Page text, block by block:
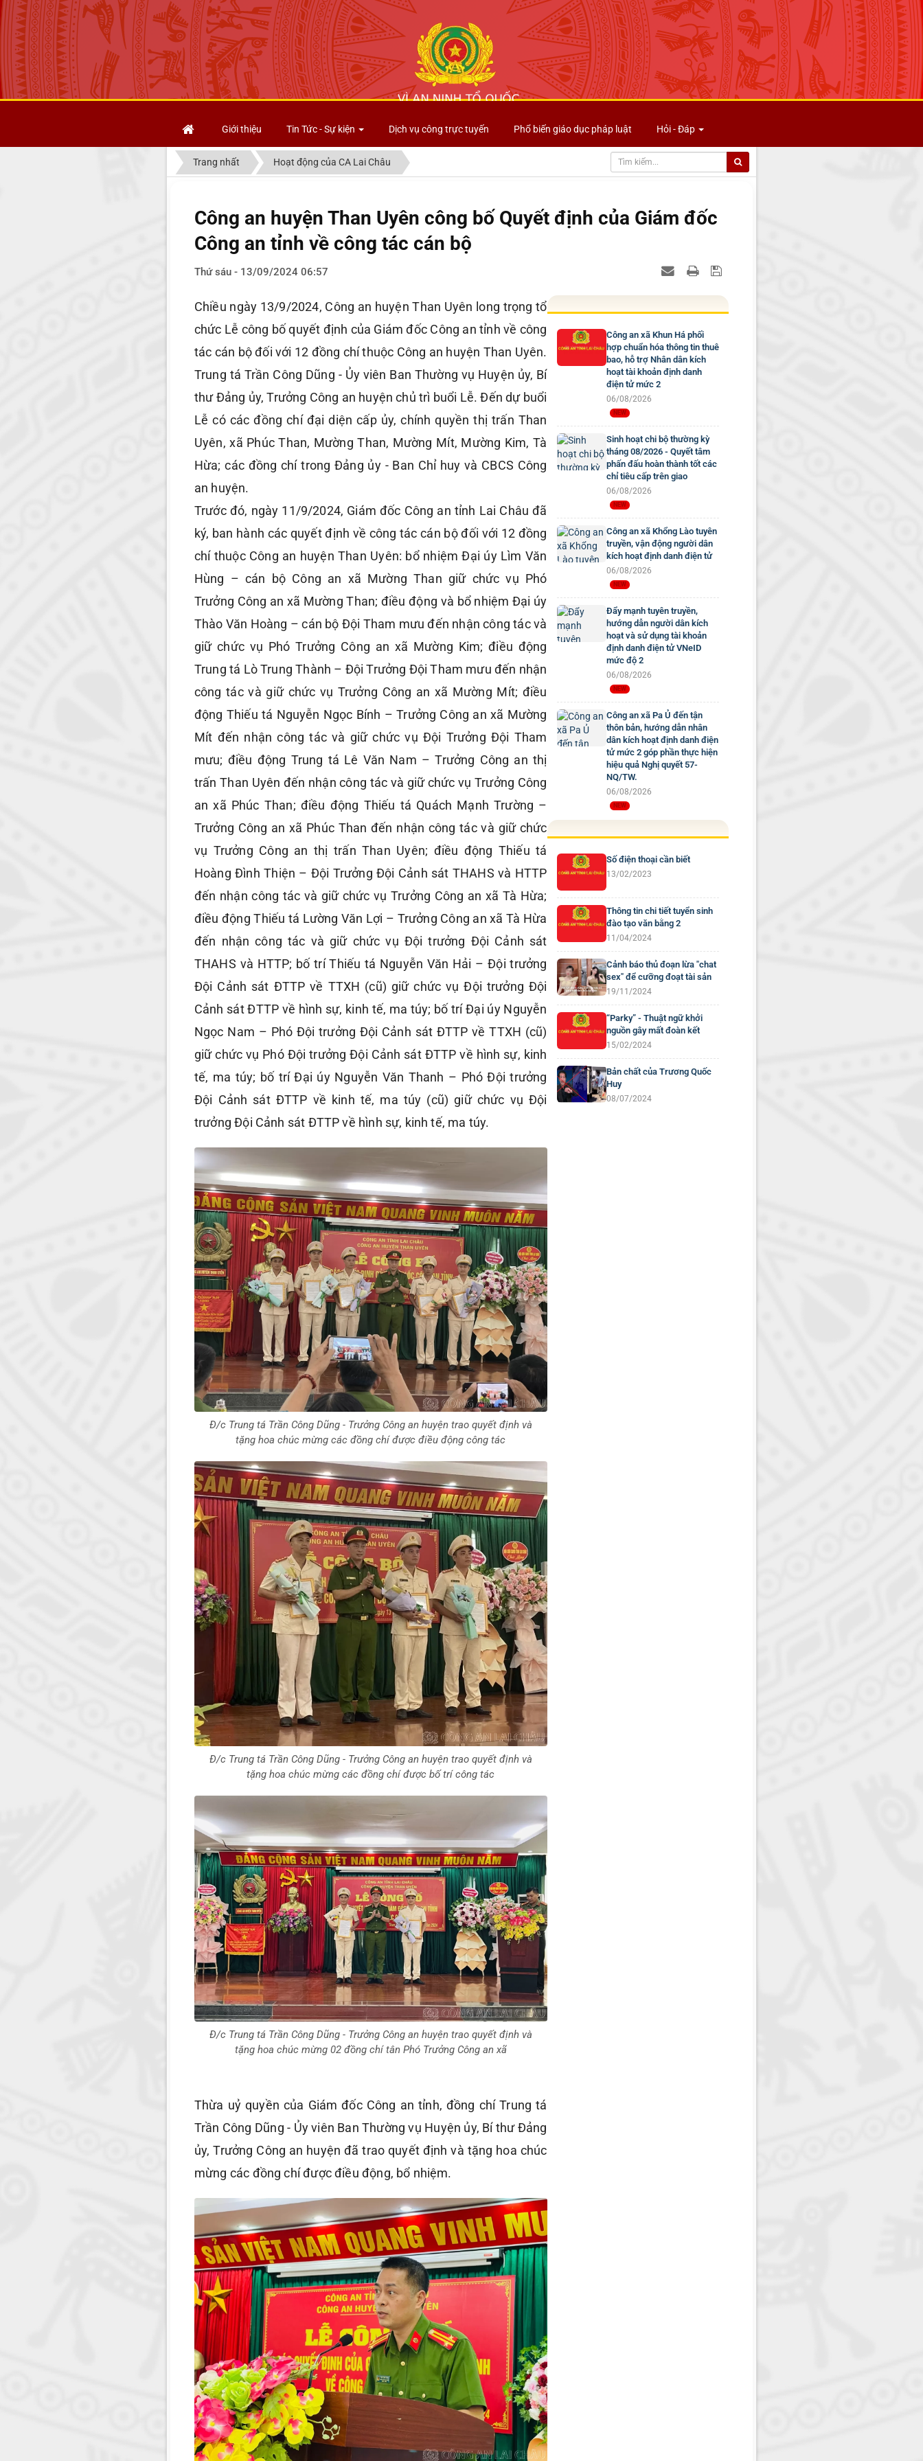
Giới thiệu
Tin Tức - Sự kiện Dịch vụ công trực tuyến Phổ biến giáo dục pháp luật Hỏi - Đáp
Trang nhất Hoạt động của CA Lai Châu
Công an huyện Than Uyên công bố Quyết định của Giám đốc
Công an tỉnh về công tác cán bộ
Thứ sáu - 13/09/2024 06:57
Chiều ngày 13/9/2024, Công an huyện Than Uyên long trọng tổ
chức Lễ công bố quyết định của Giám đốc Công an tỉnh về công
tác cán bộ đối với 12 đồng chí thuộc Công an huyện Than Uyên.
Trung tá Trần Công Dũng - Ủy viên Ban Thường vụ Huyện ủy, Bí
thư Đảng ủy, Trưởng Công an huyện chủ trì buổi Lễ. Đến dự buổi
Lễ có các đồng chí đại diện cấp ủy, chính quyền thị trấn Than
Uyên, xã Phúc Than, Mường Than, Mường Mít, Mường Kim, Tà
Hừa; các đồng chí trong Đảng ủy - Ban Chỉ huy và CBCS Công
an huyện.
Trước đó, ngày 11/9/2024, Giám đốc Công an tỉnh Lai Châu đã
ký, ban hành các quyết định về công tác cán bộ đối với 12 đồng
chí thuộc Công an huyện Than Uyên: bổ nhiệm Đại úy Lìm Văn
Hùng – cán bộ Công an xã Mường Than giữ chức vụ Phó
Trưởng Công an xã Mường Than; điều động và bổ nhiệm Đại úy
Thào Văn Hoàng – cán bộ Đội Tham mưu đến nhận công tác và
giữ chức vụ Phó Trưởng Công an xã Mường Kim; điều động
Trung tá Lò Trung Thành – Đội Trưởng Đội Tham mưu đến nhận
công tác và giữ chức vụ Trưởng Công an xã Mường Mít; điều
động Thiếu tá Nguyễn Ngọc Bính – Trưởng Công an xã Mường
Mít đến nhận công tác và giữ chức vụ Đội Trưởng Đội Tham
mưu; điều động Trung tá Lê Văn Nam – Trưởng Công an thị
trấn Than Uyên đến nhận công tác và giữ chức vụ Trưởng Công
an xã Phúc Than; điều động Thiếu tá Quách Mạnh Trường –
Trưởng Công an xã Phúc Than đến nhận công tác và giữ chức
vụ Trưởng Công an thị trấn Than Uyên; điều động Thiếu tá
Hoàng Đình Thiện – Đội Trưởng Đội Cảnh sát THAHS và HTTP
đến nhận công tác và giữ chức vụ Trưởng Công an xã Tà Hừa;
điều động Thiếu tá Lường Văn Lợi – Trưởng Công an xã Tà Hừa
đến nhận công tác và giữ chức vụ Đội trưởng Đội Cảnh sát
THAHS và HTTP; bố trí Thiếu tá Nguyễn Văn Hải – Đội trưởng
Đội Cảnh sát ĐTTP về TTXH (cũ) giữ chức vụ Đội trưởng Đội
Cảnh sát ĐTTP về hình sự, kinh tế, ma túy; bố trí Đại úy Nguyễn
Ngọc Nam – Phó Đội trưởng Đội Cảnh sát ĐTTP về TTXH (cũ)
giữ chức vụ Phó Đội trưởng Đội Cảnh sát ĐTTP về hình sự, kinh
tế, ma túy; bố trí Đại úy Nguyễn Văn Thanh – Phó Đội trưởng
Đội Cảnh sát ĐTTP về kinh tế, ma túy (cũ) giữ chức vụ Đội
trưởng Đội Cảnh sát ĐTTP về hình sự, kinh tế, ma túy.
Đ/c Trung tá Trần Công Dũng - Trưởng Công an huyện trao quyết định và
tặng hoa chúc mừng các đồng chí được điều động công tác
Đ/c Trung tá Trần Công Dũng - Trưởng Công an huyện trao quyết định và
tặng hoa chúc mừng các đồng chí được bố trí công tác
Đ/c Trung tá Trần Công Dũng - Trưởng Công an huyện trao quyết định và
tặng hoa chúc mừng 02 đồng chí tân Phó Trưởng Công an xã
Thừa uỷ quyền của Giám đốc Công an tỉnh, đồng chí Trung tá
Trần Công Dũng - Ủy viên Ban Thường vụ Huyện ủy, Bí thư Đảng
ủy, Trưởng Công an huyện đã trao quyết định và tặng hoa chúc
mừng các đồng chí được điều động, bổ nhiệm.
Công an xã Khun Há phối
hợp chuẩn hóa thông tin thuê
bao, hỗ trợ Nhân dân kích
hoạt tài khoản định danh
điện tử mức 2
06/08/2026
Sinh hoạt chi bộ thường kỳ
tháng 08/2026 - Quyết tâm
phấn đấu hoàn thành tốt các
chỉ tiêu cấp trên giao
06/08/2026
Công an xã Khổng Lào tuyên
truyền, vận động người dân
kích hoạt định danh điện tử
06/08/2026
Đẩy mạnh tuyên truyền,
hướng dẫn người dân kích
hoạt và sử dụng tài khoản
định danh điện tử VNeID
mức độ 2
06/08/2026
Công an xã Pa Ủ đến tận
thôn bản, hướng dẫn nhân
dân kích hoạt định danh điện
tử mức 2 góp phần thực hiện
hiệu quả Nghị quyết 57-
NQ/TW.
06/08/2026
Số điện thoại cần biết
13/02/2023
Thông tin chi tiết tuyển sinh
đào tạo văn bằng 2
11/04/2024
Cảnh báo thủ đoạn lừa "chat
sex" để cưỡng đoạt tài sản
19/11/2024
“Parky” - Thuật ngữ khởi
nguồn gây mất đoàn kết
15/02/2024
Bản chất của Trương Quốc
Huy
08/07/2024